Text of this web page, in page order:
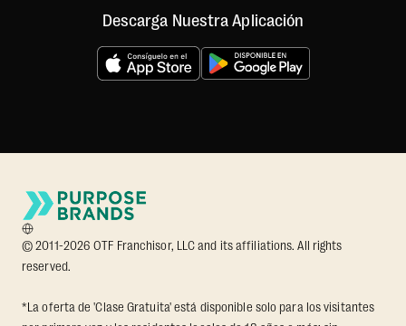
Descarga Nuestra Aplicación
© 2011-2026 OTF Franchisor, LLC and its affiliations. All rights
reserved.
*La oferta de 'Clase Gratuita' está disponible solo para los visitantes